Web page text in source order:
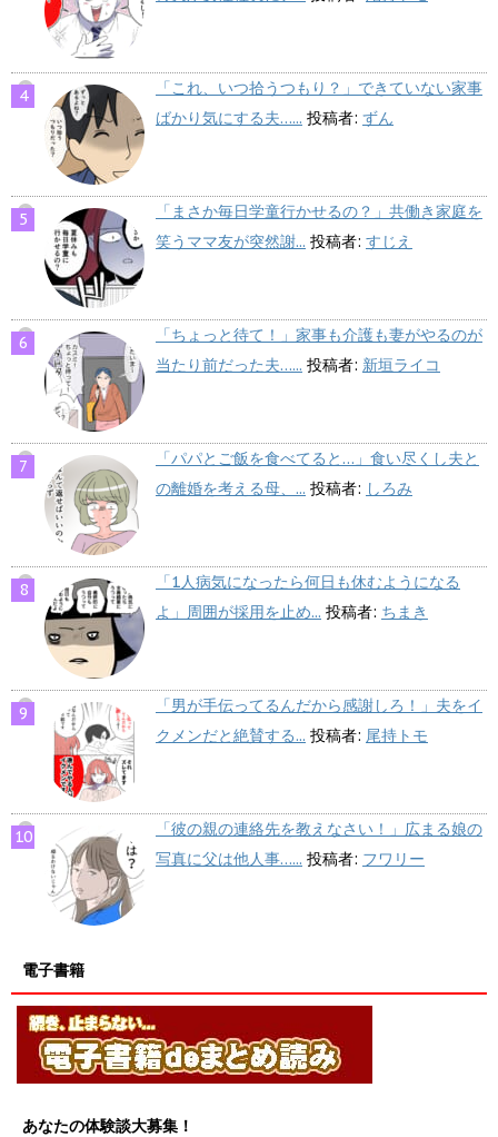
「これ、いつ拾うつもり？」できていない家事
ばかり気にする夫…... 投稿者: ずん
「まさか毎日学童行かせるの？」共働き家庭を
笑うママ友が突然謝... 投稿者: すじえ
「ちょっと待て！」家事も介護も妻がやるのが
当たり前だった夫…... 投稿者: 新垣ライコ
「パパとご飯を食べてると…」食い尽くし夫と
の離婚を考える母、... 投稿者: しろみ
「1人病気になったら何日も休むようになる
よ」周囲が採用を止め... 投稿者: ちまき
「男が手伝ってるんだから感謝しろ！」夫をイ
クメンだと絶賛する... 投稿者: 尾持トモ
「彼の親の連絡先を教えなさい！」広まる娘の
写真に父は他人事…... 投稿者: フワリー
電子書籍
あなたの体験談大募集！